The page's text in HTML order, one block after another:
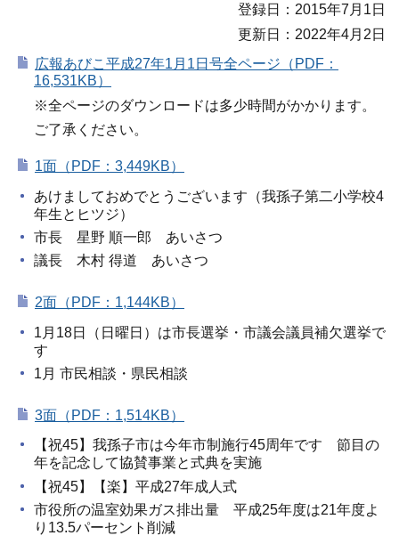
登録日：2015年7月1日
更新日：2022年4月2日
広報あびこ平成27年1月1日号全ページ（PDF：
16,531KB）
※全ページのダウンロードは多少時間がかかります。
ご了承ください。
1面（PDF：3,449KB）
あけましておめでとうございます（我孫子第二小学校4
年生とヒツジ）
市長 星野 順一郎 あいさつ
議長 木村 得道 あいさつ
2面（PDF：1,144KB）
1月18日（日曜日）は市長選挙・市議会議員補欠選挙で
す
1月 市民相談・県民相談
3面（PDF：1,514KB）
【祝45】我孫子市は今年市制施行45周年です 節目の
年を記念して協賛事業と式典を実施
【祝45】【楽】平成27年成人式
市役所の温室効果ガス排出量 平成25年度は21年度よ
り13.5パーセント削減